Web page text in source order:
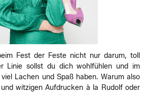
Fest der Feste nicht nur darum, toll
Linie sollst du dich wohlfühlen und im
Lachen und Spaß haben. Warum also
witzigen Aufdrucken à la Rudolf oder